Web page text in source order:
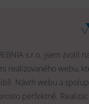
s.r.o. jsem zvolil
realizovaného webu,
Návrh webu a
perfektně.